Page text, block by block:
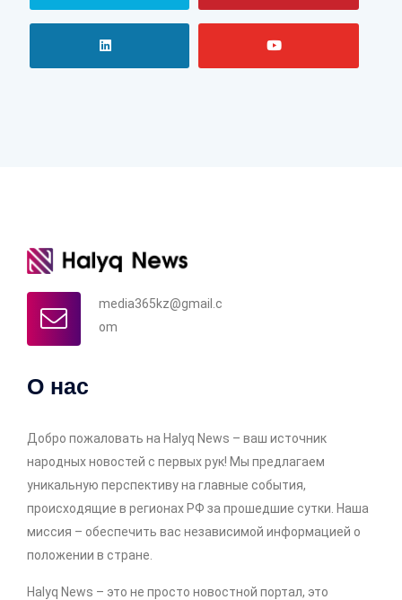
media365kz@gmail.c
om
О нас
Добро пожаловать на Halyq News – ваш источник
народных новостей с первых рук! Мы предлагаем
уникальную перспективу на главные события,
происходящие в регионах РФ за прошедшие сутки. Наша
миссия – обеспечить вас независимой информацией о
положении в стране.
Halyq News – это не просто новостной портал, это